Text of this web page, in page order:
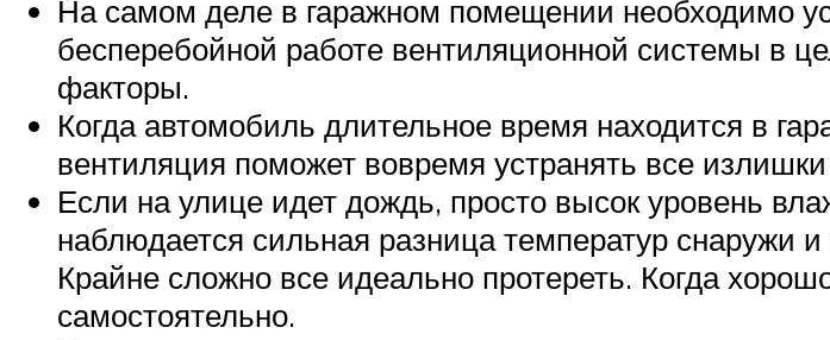
На самом деле в гаражном помещении необходимо
бесперебойной работе вентиляционной системы в
факторы.
Когда автомобиль длительное время находится в
вентиляция поможет вовремя устранять все
Если на улице идет дождь, просто высок уровень
наблюдается сильная разница температур снаружи
Крайне сложно все идеально протереть. Когда
самостоятельно.